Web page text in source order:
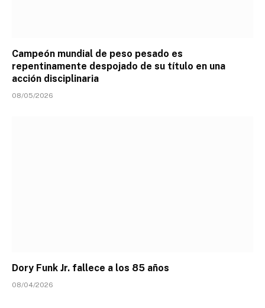
Campeón mundial de peso pesado es
repentinamente despojado de su título en una
acción disciplinaria
08/05/2026
Dory Funk Jr. fallece a los 85 años
08/04/2026